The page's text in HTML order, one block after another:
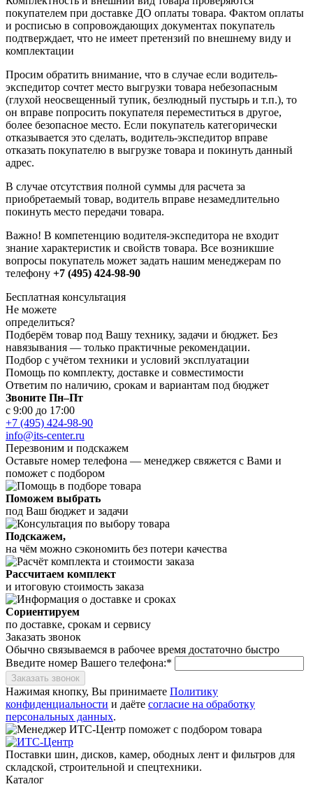
покупателем при доставке ДО оплаты товара. Фактом оплаты
и росписью в сопровождающих документах покупатель
подтверждает, что не имеет претензий по внешнему виду и
комплектации
Просим обратить внимание, что в случае если водитель-
экспедитор сочтет место выгрузки товара небезопасным
(глухой неосвещенный тупик, безлюдный пустырь и т.п.), то
он вправе попросить покупателя переместиться в другое,
более безопасное место. Если покупатель категорически
отказывается это сделать, водитель-экспедитор вправе
отказать покупателю в выгрузке товара и покинуть данный
адрес.
В случае отсутствия полной суммы для расчета за
приобретаемый товар, водитель вправе незамедлительно
покинуть место передачи товара.
Важно! В компетенцию водителя-экспедитора не входит
знание характеристик и свойств товара. Все возникшие
вопросы покупатель может задать нашим менеджерам по
телефону +7 (495) 424-98-90
Бесплатная консультация
Не можете
определиться?
Подберём товар под Вашу технику, задачи и бюджет. Без
навязывания — только практичные рекомендации.
Подбор с учётом техники и условий эксплуатации
Помощь по комплекту, доставке и совместимости
Ответим по наличию, срокам и вариантам под бюджет
Звоните Пн–Пт
с 9:00 до 17:00
+7 (495) 424-98-90
info@its-center.ru
Перезвоним и подскажем
Оставьте номер телефона — менеджер свяжется с Вами и
поможет с подбором
Поможем выбрать
под Ваш бюджет и задачи
Подскажем,
на чём можно сэкономить без потери качества
Рассчитаем комплект
и итоговую стоимость заказа
Сориентируем
по доставке, срокам и сервису
Заказать звонок
Обычно связываемся в рабочее время достаточно быстро
Введите номер Вашего телефона:*
Заказать звонок
Нажимая кнопку, Вы принимаете Политику
конфиденциальности и даёте согласие на обработку
персональных данных.
Поставки шин, дисков, камер, ободных лент и фильтров для
складской, строительной и спецтехники.
Каталог